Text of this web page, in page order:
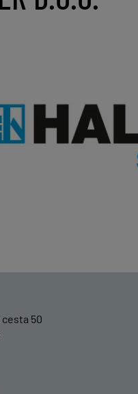
50